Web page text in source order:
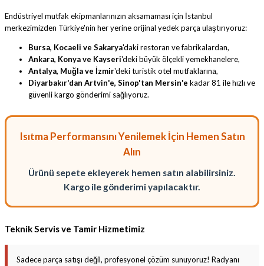
Endüstriyel mutfak ekipmanlarınızın aksamaması için İstanbul
merkezimizden Türkiye'nin her yerine orijinal yedek parça ulaştırıyoruz:
Bursa, Kocaeli ve Sakarya'daki restoran ve fabrikalardan,
Ankara, Konya ve Kayseri'deki büyük ölçekli yemekhanelere,
Antalya, Muğla ve İzmir'deki turistik otel mutfaklarına,
Diyarbakır'dan Artvin'e, Sinop'tan Mersin'e kadar 81 ile hızlı ve
güvenli kargo gönderimi sağlıyoruz.
Isıtma Performansını Yenilemek İçin Hemen Satın
Alın
Ürünü sepete ekleyerek hemen satın alabilirsiniz.
Kargo ile gönderimi yapılacaktır.
Teknik Servis ve Tamir Hizmetimiz
Sadece parça satışı değil, profesyonel çözüm sunuyoruz! Radyanı